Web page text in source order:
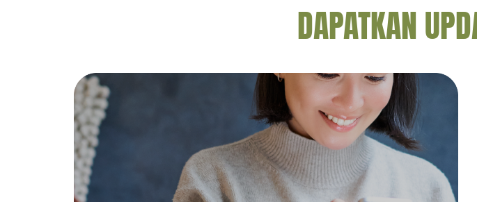
DAPATKAN